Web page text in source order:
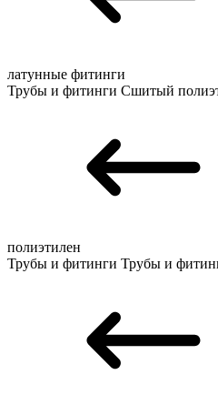
латунные фитинги
Трубы и фитинги Сшитый
полиэтилен
Трубы и фитинги Трубы и